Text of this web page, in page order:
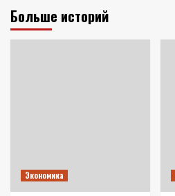
Больше историй
Экономика